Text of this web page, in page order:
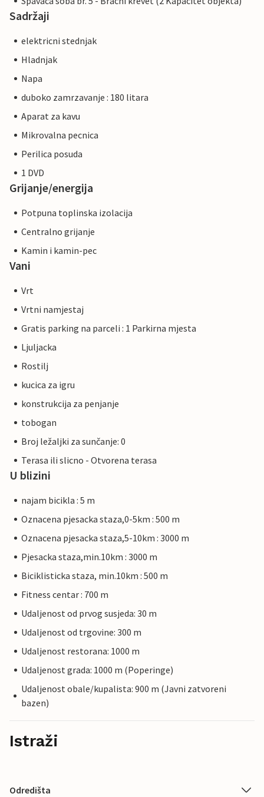
Sadržaji
elektricni stednjak
Hladnjak
Napa
duboko zamrzavanje : 180 litara
Aparat za kavu
Mikrovalna pecnica
Perilica posuda
1 DVD
Grijanje/energija
Potpuna toplinska izolacija
Centralno grijanje
Kamin i kamin-pec
Vani
Vrt
Vrtni namjestaj
Gratis parking na parceli : 1 Parkirna mjesta
Ljuljacka
Rostilj
kucica za igru
konstrukcija za penjanje
tobogan
Broj ležaljki za sunčanje: 0
Terasa ili slicno - Otvorena terasa
U blizini
najam bicikla : 5 m
Oznacena pjesacka staza,0-5km : 500 m
Oznacena pjesacka staza,5-10km : 3000 m
Pjesacka staza,min.10km : 3000 m
Biciklisticka staza, min.10km : 500 m
Fitness centar : 700 m
Udaljenost od prvog susjeda: 30 m
Udaljenost od trgovine: 300 m
Udaljenost restorana: 1000 m
Udaljenost grada: 1000 m (Poperinge)
Udaljenost obale/kupalista: 900 m (Javni zatvoreni
bazen)
Istraži
Odredišta